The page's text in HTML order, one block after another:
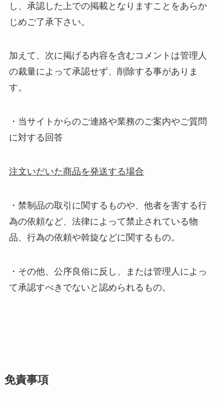
し、承認した上での掲載となりますことをあらか
じめご了承下さい。
加えて、次に掲げる内容を含むコメントは管理人
の裁量によって承認せず、削除する事がありま
す。
・当サイトからのご連絡や業務のご案内やご質問
に対する回答
注文いだいた商品を発送する場合
・禁制品の取引に関するものや、他者を害する行
為の依頼など、法律によって禁止されている物
品、行為の依頼や斡旋などに関するもの。
・その他、公序良俗に反し、または管理人によっ
て承認すべきでないと認められるもの。
免責事項